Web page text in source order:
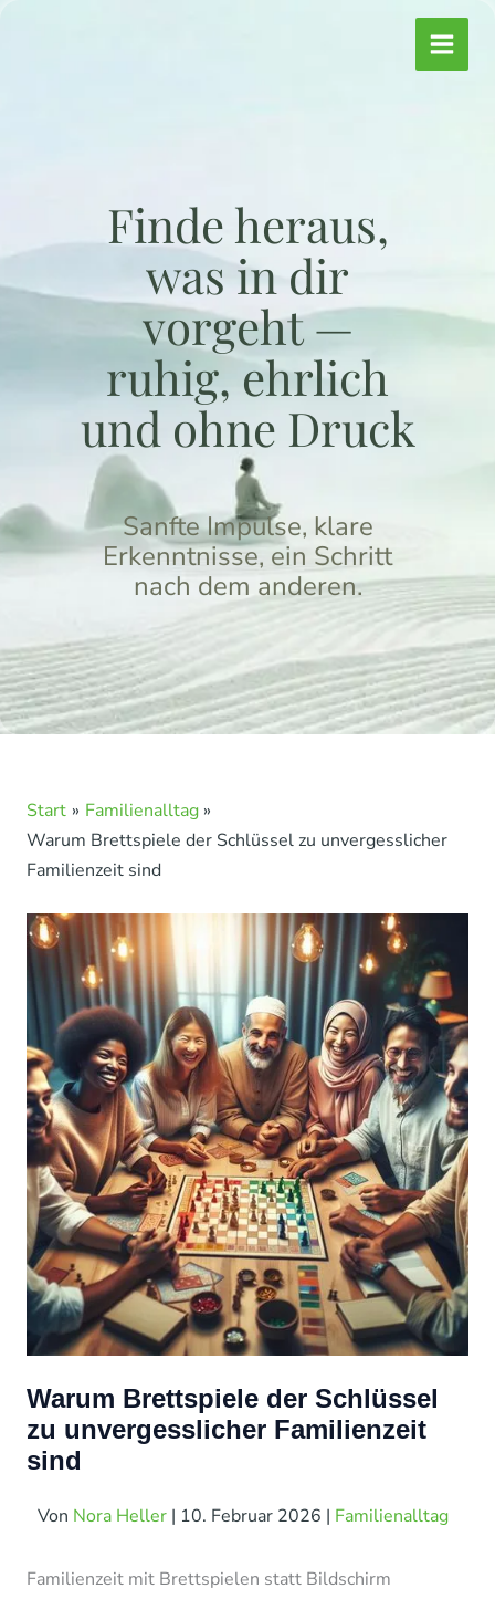
Finde heraus,
was in dir
vorgeht —
ruhig, ehrlich
und ohne Druck
Sanfte Impulse, klare
Erkenntnisse, ein Schritt
nach dem anderen.
Start
Familienalltag
Warum Brettspiele der Schlüssel zu unvergesslicher
Familienzeit sind
Warum Brettspiele der Schlüssel
zu unvergesslicher Familienzeit
sind
Von Nora Heller | 10. Februar 2026 | Familienalltag
Familienzeit mit Brettspielen statt Bildschirm